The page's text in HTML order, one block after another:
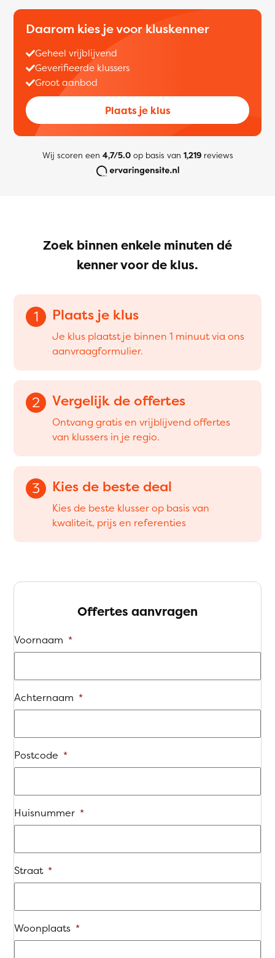
Daarom kies je voor kluskenner
Geheel vrijblijvend
Geverifieerde klussers
Groot aanbod
Plaats je klus
Wij scoren een 4,7/5.0op basis van 1,219reviews
Zoek binnen enkele minuten dé
kenner voor de klus.
1 Plaats je klus
Je klus plaatst je binnen 1 minuut via ons
aanvraagformulier.
2 Vergelijk de offertes
Ontvang gratis en vrijblijvend offertes
van klussers in je regio.
3 Kies de beste deal
Kies de beste klusser op basis van
kwaliteit, prijs en referenties
Offertes aanvragen
Voornaam *
Achternaam *
Postcode *
Huisnummer *
Straat *
Woonplaats *